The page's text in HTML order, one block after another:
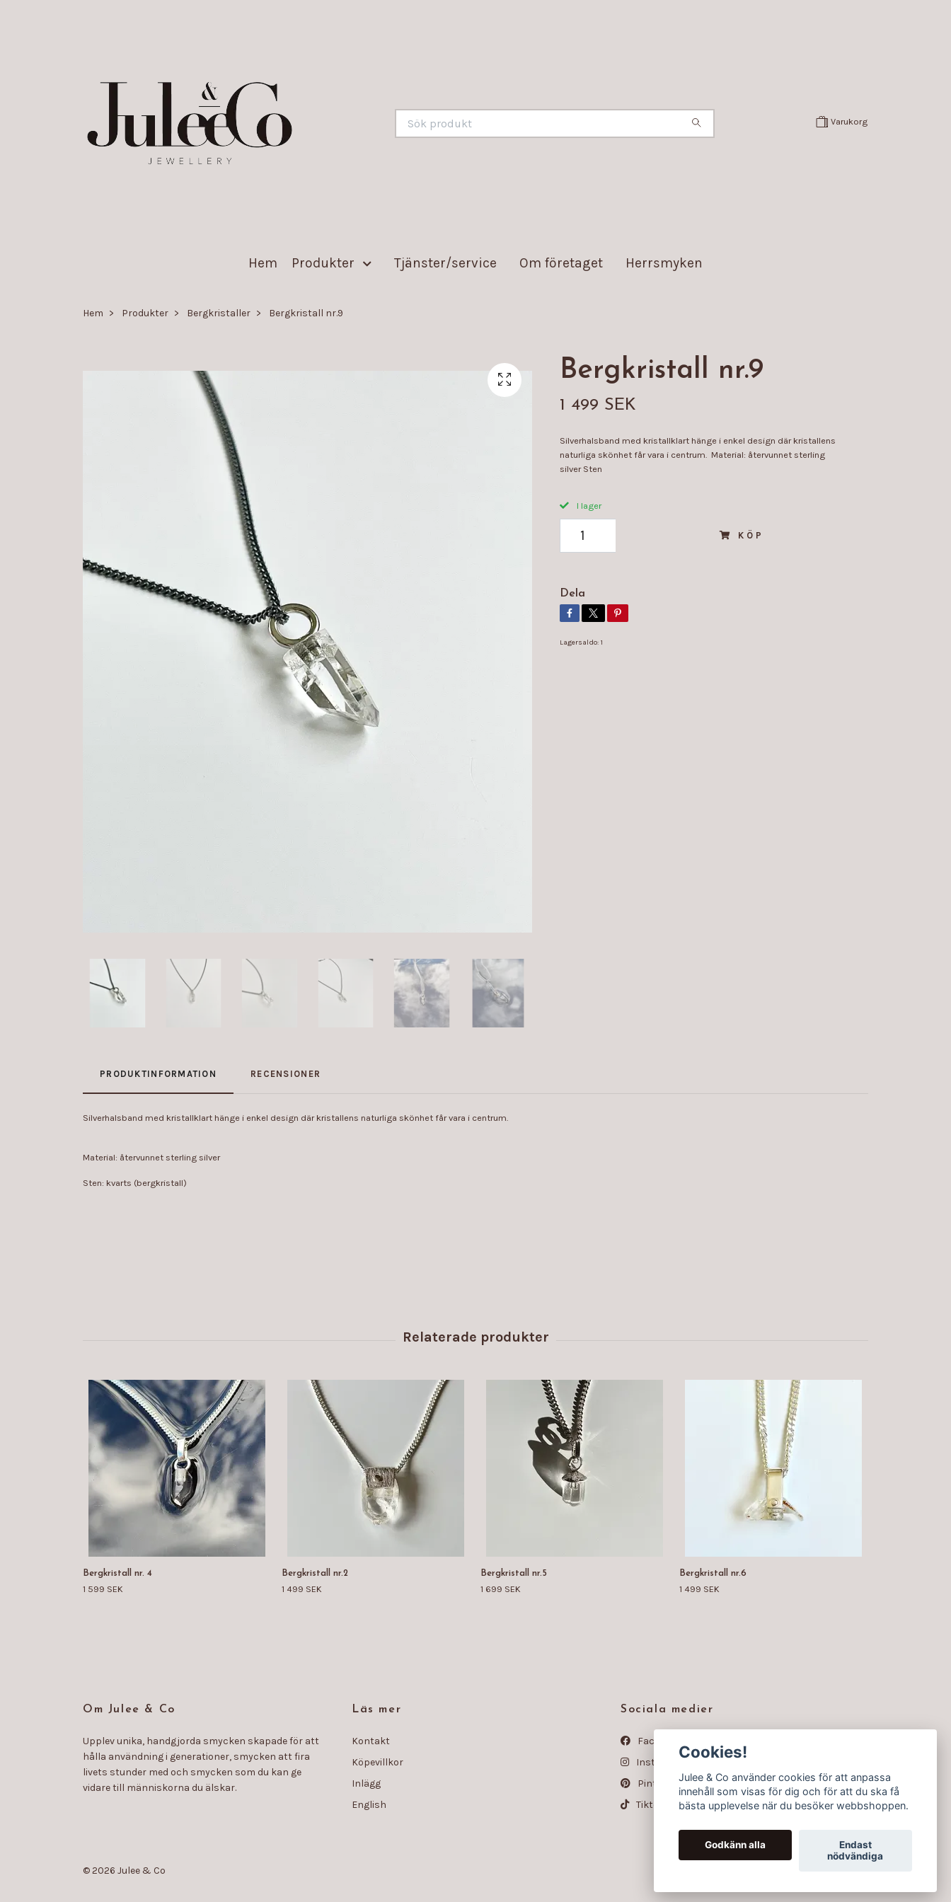
Varukorg
Hem Produkter Tjänster/service Om företaget Herrsmyken
Hem Produkter Bergkristaller Bergkristall nr.9
Bergkristall nr.9
1 499 SEK
Silverhalsband med kristallklart hänge i enkel design där kristallens
naturliga skönhet får vara i centrum. Material: återvunnet sterling
silver Sten
I lager
KÖP
Dela
Lagersaldo: 1
PRODUKTINFORMATION RECENSIONER
Silverhalsband med kristallklart hänge i enkel design där kristallens naturliga skönhet får vara i centrum.
Material: återvunnet sterling silver
Sten: kvarts (bergkristall)
Bergkristall nr. 4
1 599 SEK
Bergkristall nr.2
1 499 SEK
Bergkristall nr.5
1 699 SEK
Bergkristall nr.6
1 499 SEK
Om Julee & Co
Upplev unika, handgjorda smycken skapade för att
hålla användning i generationer, smycken att fira
livets stunder med och smycken som du kan ge
vidare till människorna du älskar.
Läs mer
Kontakt
Köpevillkor
Inlägg
English
Sociala medier
Facebook
Instagram
Pinterest
Tiktok
© 2026 Julee & Co
Cookies!
Julee & Co använder cookies för att anpassa
innehåll som visas för dig och för att du ska få
bästa upplevelse när du besöker webbshoppen.
Godkänn alla
Endast
nödvändiga